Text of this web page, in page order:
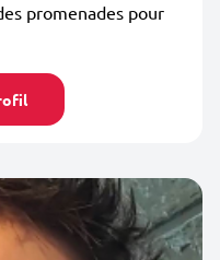
promenades pour